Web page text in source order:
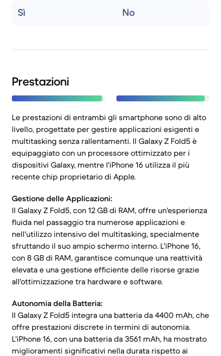
Sì No
Prestazioni
Le prestazioni di entrambi gli smartphone sono di alto
livello, progettate per gestire applicazioni esigenti e
multitasking senza rallentamenti. Il Galaxy Z Fold5 è
equipaggiato con un processore ottimizzato per i
dispositivi Galaxy, mentre l'iPhone 16 utilizza il più
recente chip proprietario di Apple.
Gestione delle Applicazioni:
Il Galaxy Z Fold5, con 12 GB di RAM, offre un'esperienza
fluida nel passaggio tra numerose applicazioni e
nell'utilizzo intensivo del multitasking, specialmente
sfruttando il suo ampio schermo interno. L'iPhone 16,
con 8 GB di RAM, garantisce comunque una reattività
elevata e una gestione efficiente delle risorse grazie
all'ottimizzazione tra hardware e software.
Autonomia della Batteria:
Il Galaxy Z Fold5 integra una batteria da 4400 mAh, che
offre prestazioni discrete in termini di autonomia.
L'iPhone 16, con una batteria da 3561 mAh, ha mostrato
miglioramenti significativi nella durata rispetto ai